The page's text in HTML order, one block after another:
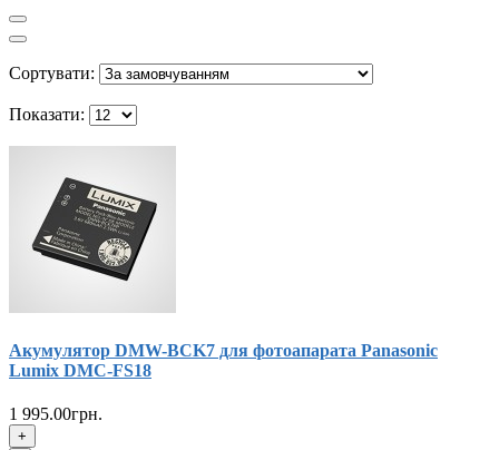
Сортувати:
Показати:
Акумулятор DMW-BCK7 для фотоапарата Panasonic
Lumix DMC-FS18
1 995.00грн.
+